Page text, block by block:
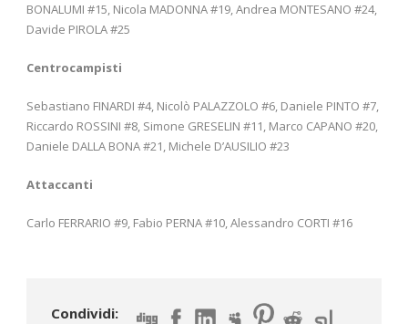
BONALUMI #15, Nicola MADONNA #19, Andrea MONTESANO #24,
Davide PIROLA #25
Centrocampisti
Sebastiano FINARDI #4, Nicolò PALAZZOLO #6, Daniele PINTO #7,
Riccardo ROSSINI #8, Simone GRESELIN #11, Marco CAPANO #20,
Daniele DALLA BONA #21, Michele D’AUSILIO #23
Attaccanti
Carlo FERRARIO #9, Fabio PERNA #10, Alessandro CORTI #16
Condividi: